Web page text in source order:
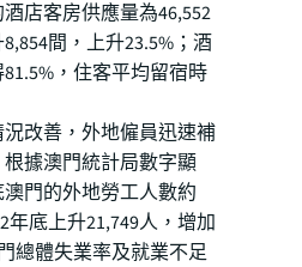
店客房供應量為46,552
間，上升23.5%；酒
，住客平均留宿時
改善，外地僱員迅速補
據澳門統計局數字顯
門的外地勞工人數約
年底上升21,749人，增加
總體失業率及就業不足